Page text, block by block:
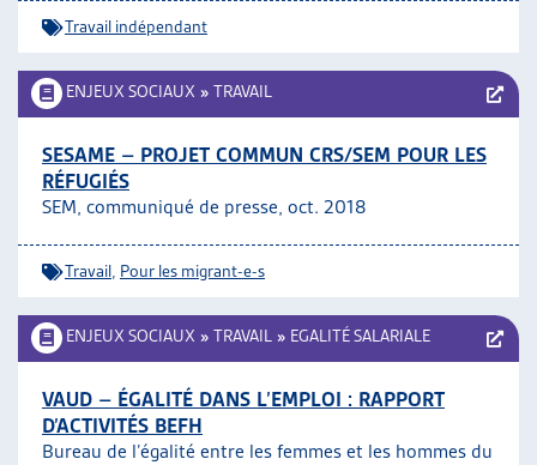
Travail indépendant
ENJEUX SOCIAUX » TRAVAIL
SESAME – PROJET COMMUN CRS/SEM POUR LES
RÉFUGIÉS
SEM, communiqué de presse, oct. 2018
Travail Pour les migrant-e-s
ENJEUX SOCIAUX » TRAVAIL » EGALITÉ SALARIALE
VAUD – ÉGALITÉ DANS L’EMPLOI : RAPPORT
D’ACTIVITÉS BEFH
Bureau de l’égalité entre les femmes et les hommes du